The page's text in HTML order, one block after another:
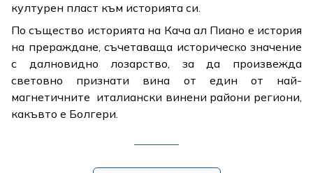
културен пласт към историята си.
По същество историята на Кача ал Пиано е история
на прераждане, съчетаваща историческо значение
с далновидно лозарство, за да произвежда
световно признати вина от един от най-
магнетичните италиански винени райони региони,
какъвто е Болгери.